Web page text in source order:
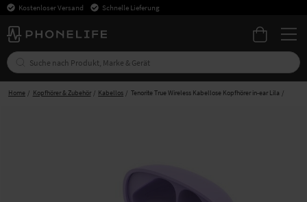
Kostenloser Versand Schnelle Lieferung
Home Kopfhörer & Zubehör Kabellos Tenorite True Wireless Kabellose Kopfhörer in-ear Lila